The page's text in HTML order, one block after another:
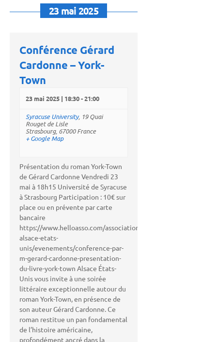
23 mai 2025
Conférence Gérard
Cardonne – York-
Town
23 mai 2025 | 18:30-21:00
Syracuse University, 19 Quai
Rouget de Lisle
Strasbourg, 67000 France
+ Google Map
Présentation du roman York-Town
de Gérard Cardonne Vendredi 23
mai à 18h15 Université de Syracuse
à Strasbourg️ Participation : 10€ sur
place ou en prévente par carte
bancaire
https://www.helloasso.com/associations/association-
alsace-etats-
unis/evenements/conference-par-
m-gerard-cardonne-presentation-
du-livre-york-town Alsace États-
Unis vous invite à une soirée
littéraire exceptionnelle autour du
roman York-Town, en présence de
son auteur Gérard Cardonne. Ce
roman restitue un pan fondamental
de l’histoire américaine,
profondément ancré dans la